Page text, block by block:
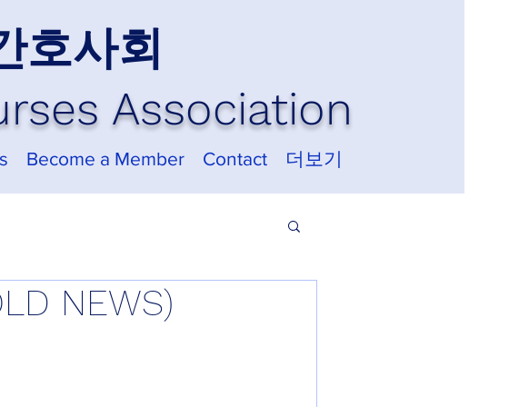
호사회
Association
Become a Member Contact 더보기
NEWS)